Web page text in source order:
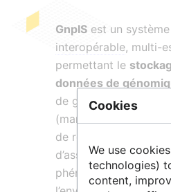
GnpIS est un
interopérable, multi-
permettant le
données de
de génome,
(marqueurs, QTL),
de reséquençage et
d’association entre
phénotypiques
Cookies
We use
technologies)
content,